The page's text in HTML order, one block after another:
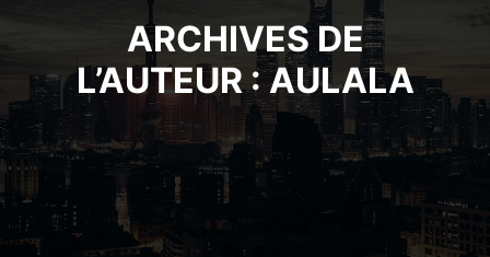
ARCHIVES DE
L’AUTEUR :AULALA